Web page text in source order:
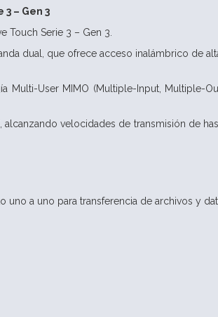
– Gen 3
Touch Serie 3 – Gen 3.
dual, que ofrece acceso inalámbrico de
User MIMO (Multiple-Input, Multiple-
velocidades de transmisión de
uno a uno para transferencia de archivos y